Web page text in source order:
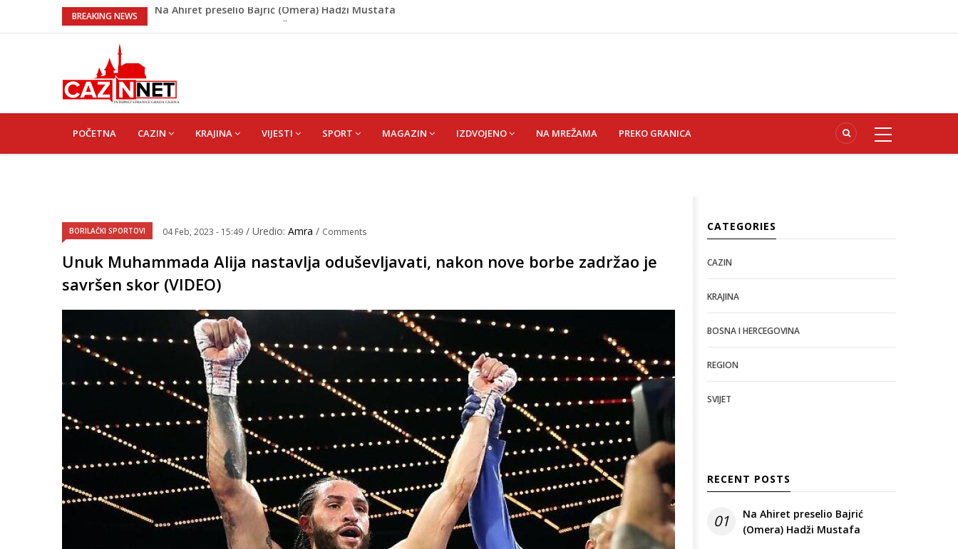
BREAKING NEWS
Horde zla neće u Mostar: Žestoko prozvali rukovodstvo FK Sarajevo
Cazin: Spektakularnom završnicom okončano „Lito moje medeno 2026“
Na Ahiret preselio Bajrić (Omera) Hadži Mustafa
NAVIGATION
POČETNA CAZIN KRAJINA VIJESTI SPORT MAGAZIN IZDVOJENO NA MREŽAMA PREKO GRANICA
BORILAČKI SPORTOVI 04 Feb, 2023 - 15:49 / Uredio: Amra / Comments
Unuk Muhammada Alija nastavlja oduševljavati, nakon nove borbe zadržao je
savršen skor (VIDEO)
CATEGORIES
CAZIN
KRAJINA
BOSNA I HERCEGOVINA
REGION
SVIJET
RECENT POSTS
01
Na Ahiret preselio Bajrić
(Omera) Hadži Mustafa